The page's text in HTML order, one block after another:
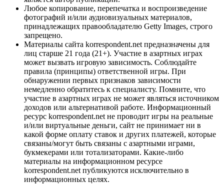
Любое копирование, перепечатка и воспроизведение
фотографий и/или аудиовизуальных материалов,
принадлежащих правообладателю Getty Images, строго
запрещено.
Материалы сайта korrespondent.net предназначены для
лиц старше 21 года (21+). Участие в азартных играх
может вызвать игровую зависимость. Соблюдайте
правила (принципы) ответственной игры. При
обнаружении первых признаков зависимости
немедленно обратитесь к специалисту. Помните, что
участие в азартных играх не может являться источником
доходов или альтернативой работе. Информационный
ресурс korrespondent.net не проводит игры на реальные
и/или виртуальные деньги, сайт не принимает ни в
какой форме оплату ставок и других платежей, которые
связаны/могут быть связаны с азартными играми,
букмекерами или тотализаторами. Какие-либо
материалы на информационном ресурсе
korrespondent.net публикуются исключительно в
информационных целях.